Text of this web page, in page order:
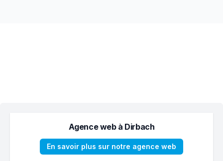
Agence web à Dirbach
En savoir plus sur notre agence web